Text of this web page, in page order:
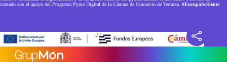
contado con el apoyo del Programa Pyme Digital de la Cámara de Comercio de Terrassa. #EuropaSeSiente